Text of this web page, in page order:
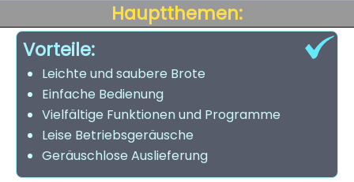
Hauptthemen:
Vorteile:
Leichte und saubere Brote
Einfache Bedienung
Vielfältige Funktionen und Programme
Leise Betriebsgeräusche
Geräuschlose Auslieferung